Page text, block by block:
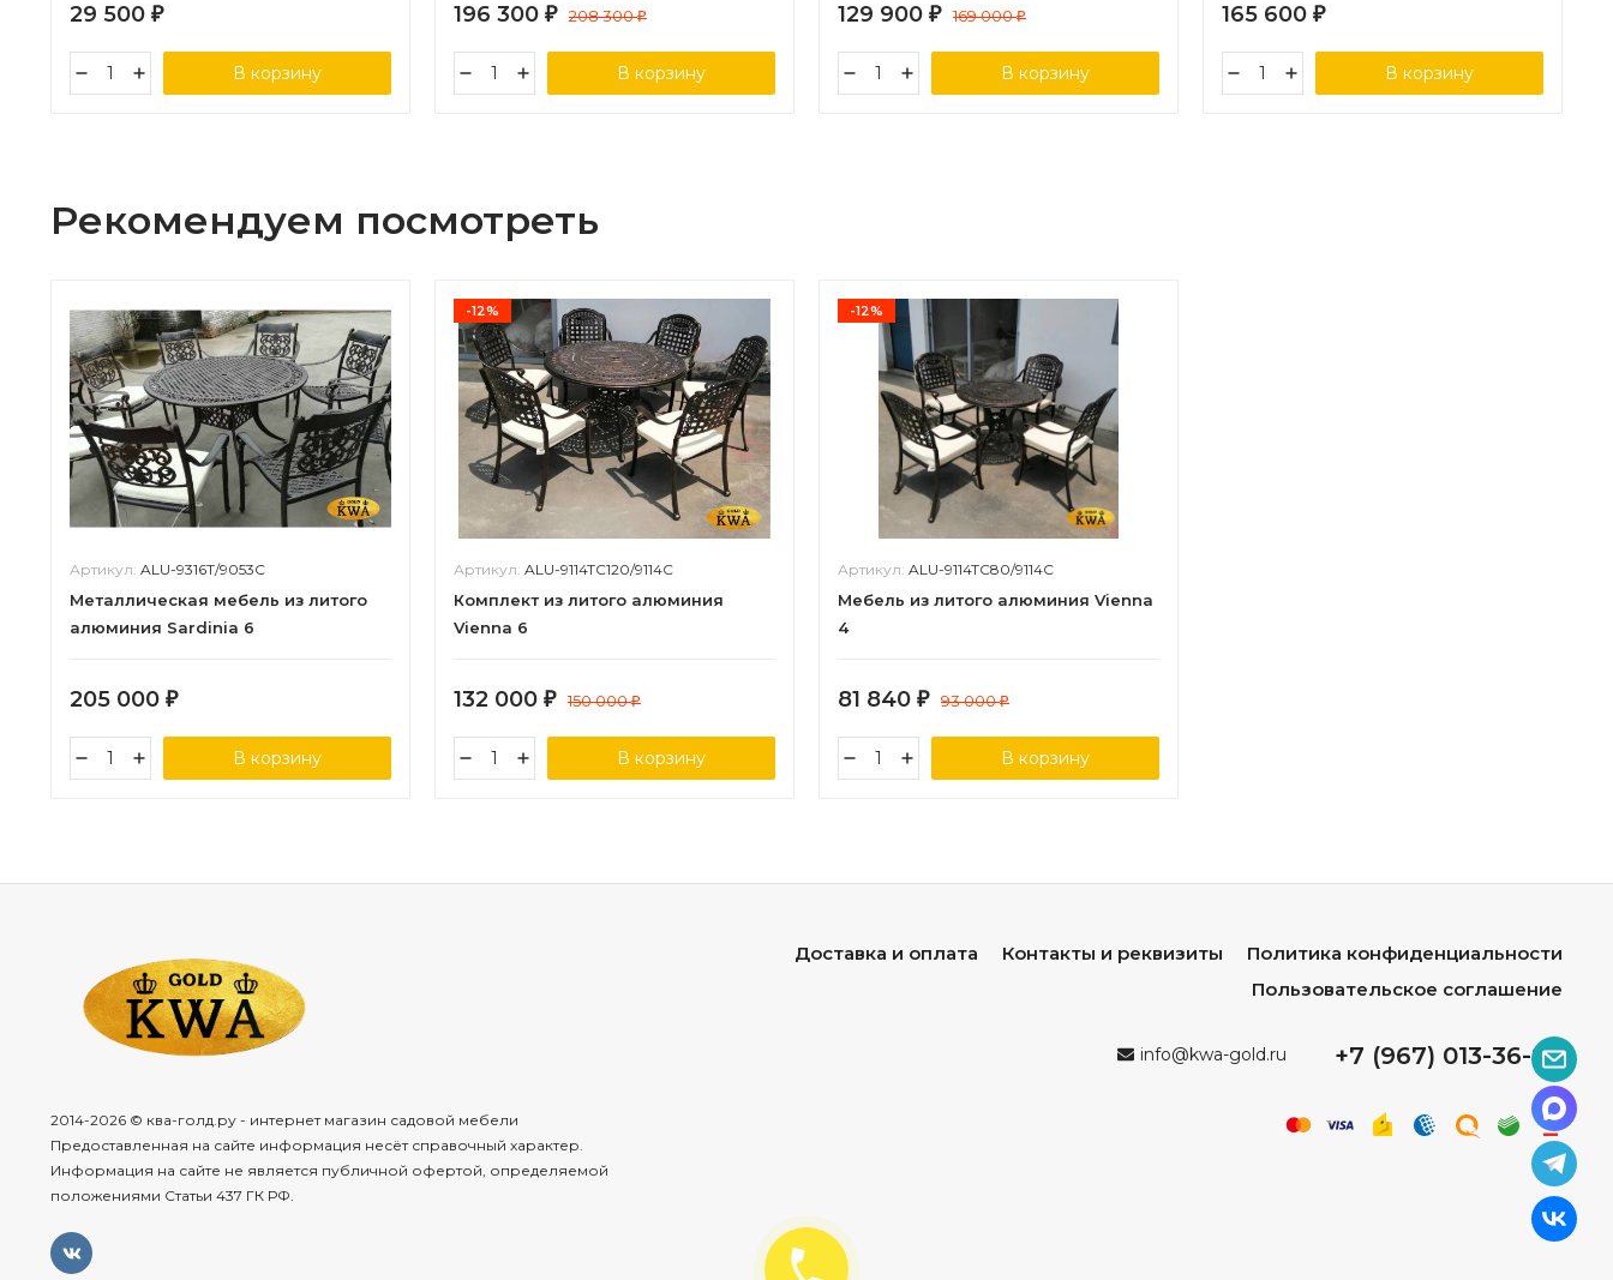
29 500 ₽
В корзину
196 300 ₽ 208 300₽
В корзину
129 900 ₽ 169 000₽
В корзину
165 600 ₽
В корзину
Рекомендуем посмотреть
Артикул: ALU-9316T/9053C
Металлическая мебель из литого
алюминия Sardinia 6
205 000 ₽
В корзину
-12%
Артикул: ALU-9114TC120/9114C
Комплект из литого алюминия
Vienna 6
132 000 ₽ 150 000₽
В корзину
-12%
Артикул: ALU-9114TC80/9114C
Мебель из литого алюминия Vienna
4
81 840 ₽ 93 000₽
В корзину
2014-2026 © ква-голд.ру - интернет магазин садовой мебели
Предоставленная на сайте информация несёт справочный характер.
Информация на сайте не является публичной офертой, определяемой
положениями Статьи 437 ГК РФ.
Доставка и оплата Контакты и реквизиты
Политика конфиденциальности
Пользовательское соглашение
info@kwa-gold.ru +7 (967) 013-36-96